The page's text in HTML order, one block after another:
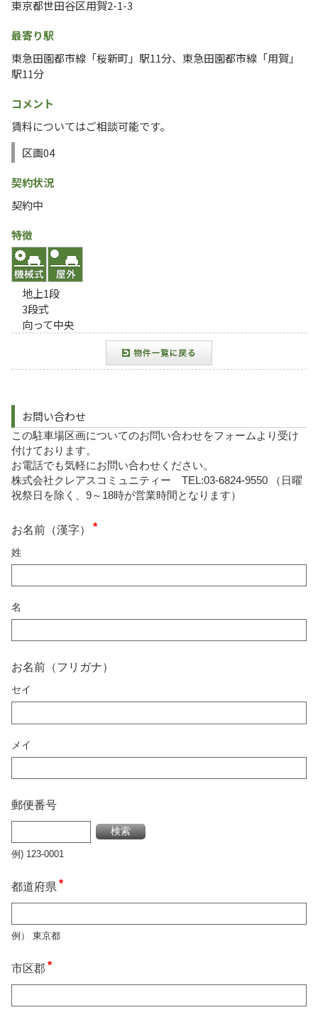
東京都世田谷区用賀2-1-3
最寄り駅
東急田園都市線「桜新町」駅11分、東急田園都市線「用賀」
駅11分
コメント
賃料についてはご相談可能です。
区画04
契約状況
契約中
特徴
地上1段
3段式
向って中央
お問い合わせ